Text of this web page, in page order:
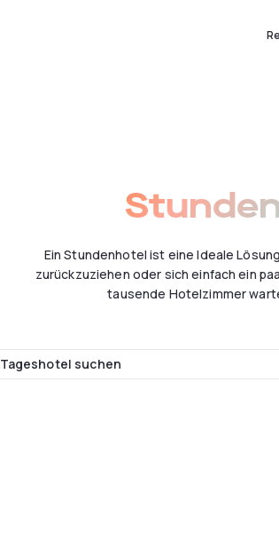
Ein Stundenhotel ist eine Ideale
zurückzuziehen oder sich einfach ein
tausende Hotelzimmer
suchen